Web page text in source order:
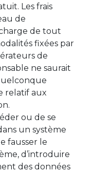
Les frais
de
de tout
fixées par
de
ne saurait
relatif aux
ou de se
un système
fausser le
d’introduire
des données